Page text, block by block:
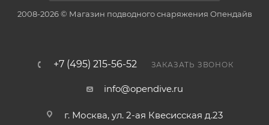
2008-2026 © Магазин подводного снаряжения Опендайв
+7 (495) 215-56-52 ЗАКАЗАТЬ ЗВОНОК
info@opendive.ru
г. Москва, ул. 2-ая Квесисская д.23